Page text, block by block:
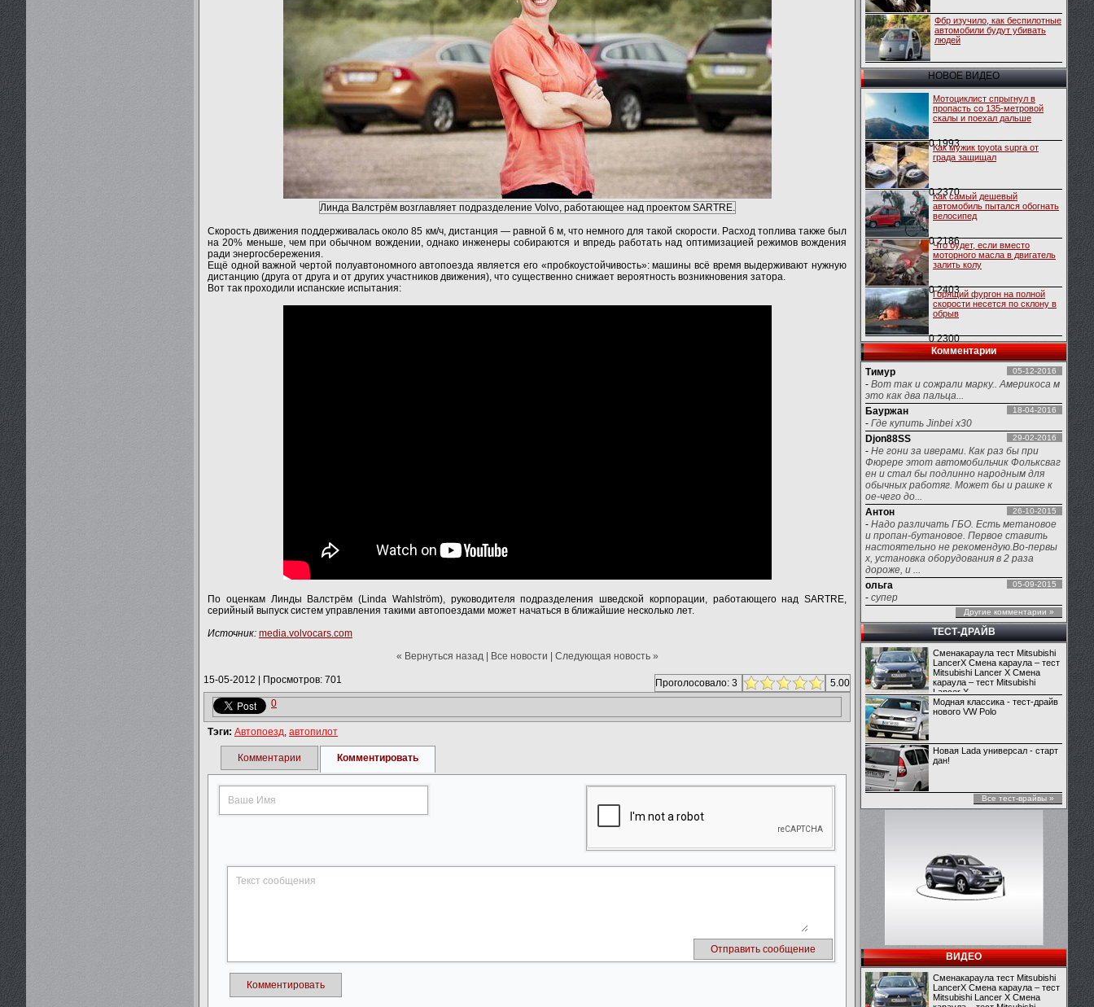
Линда Валстрём возглавляет подразделение Volvo, работающее над проектом SARTRE.
Скорость движения поддерживалась около 85 км/ч, дистанция — равной 6 м, что немного для такой скорости. Расход топлива также был
на 20% меньше, чем при обычном вождении, однако инженеры собираются и впредь работать над оптимизацией режимов вождения
ради энергосбережения.
Ещё одной важной чертой полуавтономного автопоезда является его «пробкоустойчивость»: машины всё время выдерживают нужную
дистанцию (друга от друга и от других участников движения), что существенно снижает вероятность возникновения затора.
Вот так проходили испанские испытания:
По оценкам Линды Валстрём (Linda Wahlström), руководителя подразделения шведской корпорации, работающего над SARTRE,
серийный выпуск систем управления такими автопоездами может начаться в ближайшие несколько лет.
Источник: media.volvocars.com
« Вернуться назад| Все новости Следующая новость »
15-05-2012 Просмотров: 701 Проголосовало: 3
5.00
0
Тэги: Автопоезд, автопилот
Комментарии Комментировать
Комментировать
Фбр изучило, как беспилотные
автомобили будут убивать
людей
НОВОЕ ВИДЕО
Мотоциклист спрыгнул в
пропасть со 135-метровой
скалы и поехал дальше
0 1993
Как мужик toyota supra от
града защищал
0 2370
Как самый дешевый
автомобиль пытался обогнать
велосипед
0 2186
Что будет, если вместо
моторного масла в двигатель
залить колу
0 2403
Горящий фургон на полной
скорости несется по склону в
обрыв
0 2300
Комментарии
Тимур
05-12-2016
- Вот так и сожрали марку.. Америкоса м
это как два пальца...
Бауржан
18-04-2016
- Где купить Jinbei x30
Djon88SS
29-02-2016
- Не гони за иверами. Как раз бы при
Фюрере этот автомобильчик Фольксваг
ен и стал бы подлинно народным для
обычных работяг. Может бы и рашке к
ое-чего до...
Антон
26-10-2015
- Надо различать ГБО. Есть метановое
и пропан-бутановое. Первое ставить
настоятельно не рекомендую.Во-первы
х, установка оборудования в 2 раза
дороже, и ...
ольга
05-09-2015
- супер
Другие комментарии »
ТЕСТ-ДРАЙВ
Сменакараула тест Mitsubishi
LancerX Смена караула – тест
Mitsubishi Lancer X Смена
караула – тест Mitsubishi
Lancer X
Модная классика - тест-драйв
нового VW Polo
Новая Lada универсал - старт
дан!
Все тест-врайвы »
ВИДЕО
Сменакараула тест Mitsubishi
LancerX Смена караула – тест
Mitsubishi Lancer X Смена